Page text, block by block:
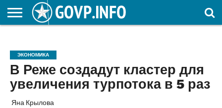
ОБРАЗОВАНИЕ
ЭКОНОМИКА
В Реже создадут кластер для
увеличения турпотока в 5 раз
Яна Крылова